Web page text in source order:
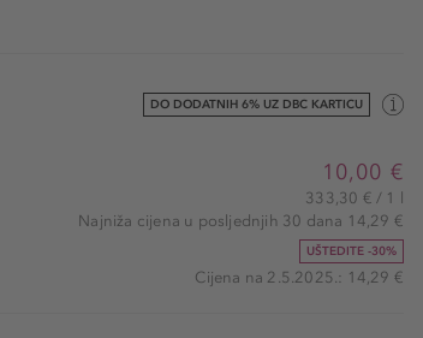
DO DODATNIH 6% UZ DBC KARTICU
10,00 €
333,30 € / 1 l
Najniža cijena u posljednjih 30 dana 14,29 €
UŠTEDITE -30%
Cijena na 2.5.2025.: 14,29 €